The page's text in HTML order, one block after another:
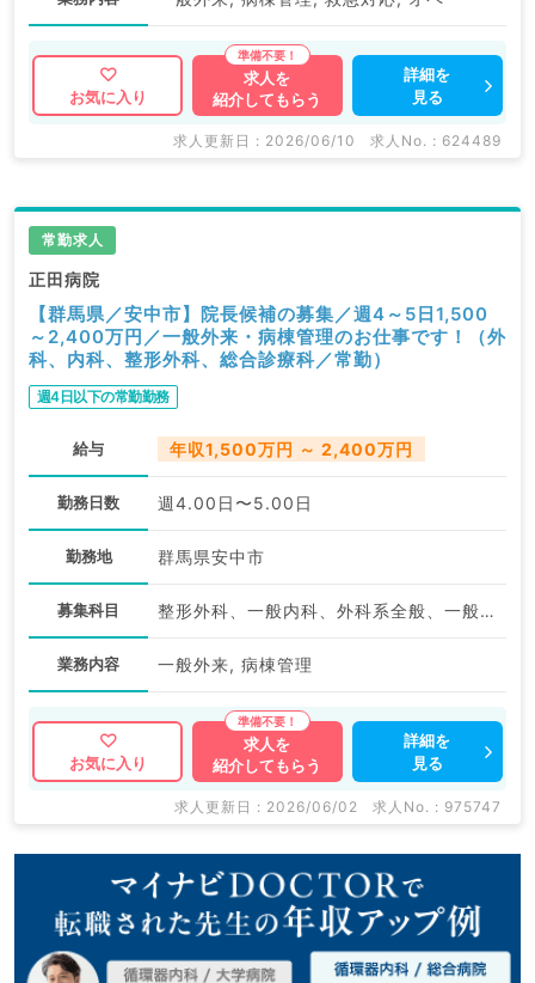
お気に入り
求人を
紹介してもらう
詳細を
見る
求人更新日 : 2026/06/10 求人No. : 624489
常勤求人
正田病院
【群馬県／安中市】院長候補の募集／週4～5日1,500
～2,400万円／一般外来・病棟管理のお仕事です！（外
科、内科、整形外科、総合診療科／常勤）
週4日以下の常勤勤務
給与 年収1,500万円 ～ 2,400万円
勤務日数 週4.00日〜5.00日
勤務地 群馬県安中市
募集科目 整形外科、一般内科、外科系全般、一般外科、総合診療科
業務内容 一般外来, 病棟管理
お気に入り
求人を
紹介してもらう
詳細を
見る
求人更新日 : 2026/06/02 求人No. : 975747